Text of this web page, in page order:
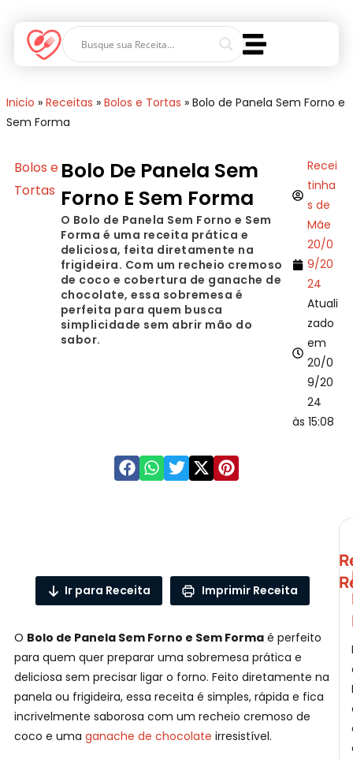
Inicio » Receitas » Bolos e Tortas » Bolo de Panela Sem Forno e
Sem Forma
Bolos e
Tortas
Bolo De Panela Sem
Forno E Sem Forma
O Bolo de Panela Sem Forno e Sem
Forma é uma receita prática e
deliciosa, feita diretamente na
frigideira. Com um recheio cremoso
de coco e cobertura de ganache de
chocolate, essa sobremesa é
perfeita para quem busca
simplicidade sem abrir mão do
sabor.
Recei
tinha
s de
Mãe
20/0
9/20
24
Atuali
zado
em
20/0
9/20
24
às 15:08
Ir para Receita Imprimir Receita
O Bolo de Panela Sem Forno e Sem Forma é perfeito
para quem quer preparar uma sobremesa prática e
deliciosa sem precisar ligar o forno. Feito diretamente na
panela ou frigideira, essa receita é simples, rápida e fica
incrivelmente saborosa com um recheio cremoso de
coco e uma ganache de chocolate irresistível.